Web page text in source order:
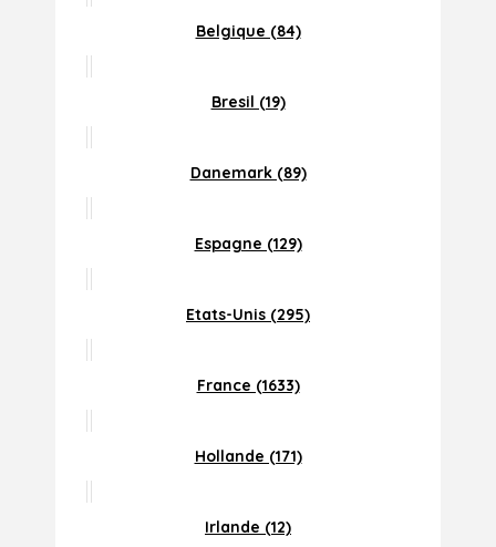
Belgique (84)
Bresil (19)
Danemark (89)
Espagne (129)
Etats-Unis (295)
France (1633)
Hollande (171)
Irlande (12)